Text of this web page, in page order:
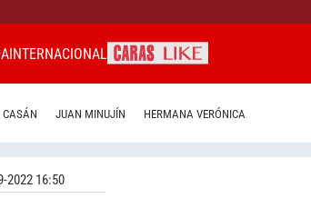
INTERNACIONAL
CASÁN JUAN MINUJÍN HERMANA VERÓNICA
2022 16:50